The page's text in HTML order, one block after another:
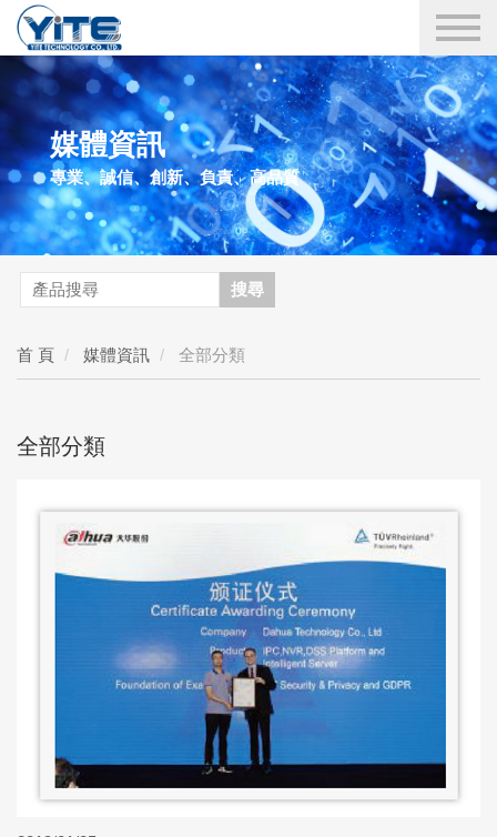
YITE Technology
媒體資訊
專業、誠信、創新、負責、高品質
搜尋
首 頁 媒體資訊 全部分類
全部分類